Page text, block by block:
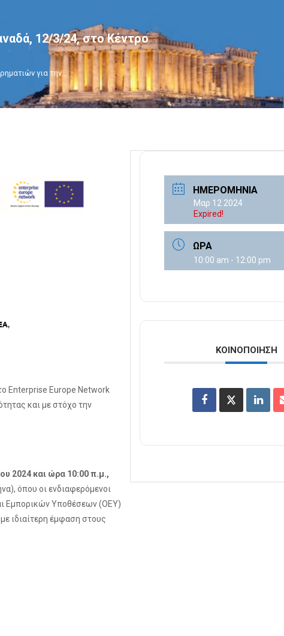
12/3/24, στο Κέντρο
για την…
Enterprise Europe Network
και με στόχο την
2024 και ώρα 10:00 π.μ.,
όπου οι ενδιαφερόμενοι
Εμπορικών Υποθέσεων (ΟΕΥ)
ιδιαίτερη έμφαση στους
ΗΜΕΡΟΜΗΝΊΑ
Μαρ 12 2024
Expired!
ΏΡΑ
10:00 am - 12:00 pm
ΚΟΙΝΟΠΟΊΗΣΗ